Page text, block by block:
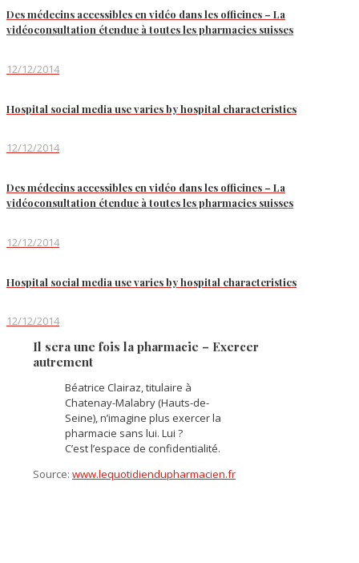
Des médecins accessibles en vidéo dans les officines – La
vidéoconsultation étendue à toutes les pharmacies suisses
12/12/2014
Hospital social media use varies by hospital characteristics
12/12/2014
Des médecins accessibles en vidéo dans les officines – La
vidéoconsultation étendue à toutes les pharmacies suisses
12/12/2014
Hospital social media use varies by hospital characteristics
12/12/2014
Il sera une fois la pharmacie – Exercer
autrement
Béatrice Clairaz, titulaire à
Chatenay-Malabry (Hauts-de-
Seine), n’imagine plus exercer la
pharmacie sans lui. Lui ?
C’est l’espace de confidentialité.
Source: www.lequotidiendupharmacien.fr